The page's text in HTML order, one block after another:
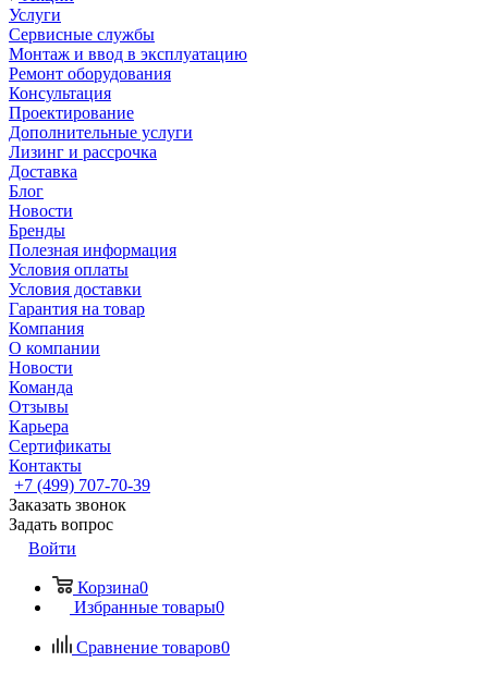
Услуги
Сервисные службы
Монтаж и ввод в эксплуатацию
Ремонт оборудования
Консультация
Проектирование
Дополнительные услуги
Лизинг и рассрочка
Доставка
Блог
Новости
Бренды
Полезная информация
Условия оплаты
Условия доставки
Гарантия на товар
Компания
О компании
Новости
Команда
Отзывы
Карьера
Сертификаты
Контакты
+7 (499) 707-70-39
Заказать звонок
Задать вопрос
Войти
Корзина0
Избранные товары0
Сравнение товаров0